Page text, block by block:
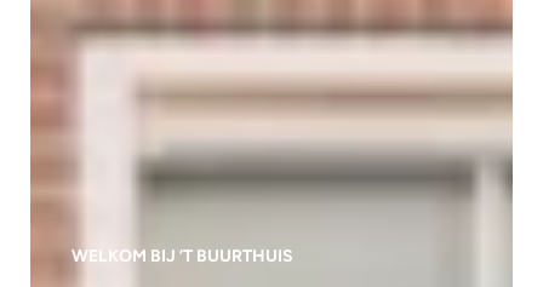
WELKOM BIJ ’T BUURTHUIS